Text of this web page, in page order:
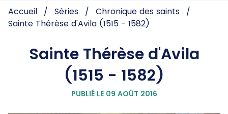
Accueil Séries
Chronique des saints
Sainte Thérèse d'Avila (1515 - 1582)
Sainte Thérèse d'Avila
(1515 - 1582)
PUBLIÉ LE 09 AOÛT 2016